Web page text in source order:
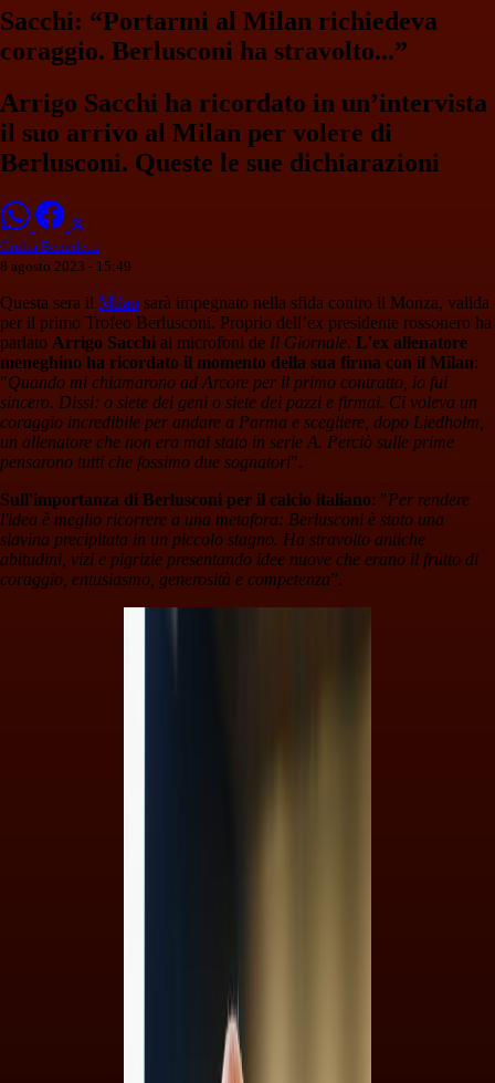
Sacchi: “Portarmi al Milan richiedeva
coraggio. Berlusconi ha stravolto...”
Arrigo Sacchi ha ricordato in un’intervista
il suo arrivo al Milan per volere di
Berlusconi. Queste le sue dichiarazioni
Giulia Benedetti
8 agosto 2023 - 15:49
Questa sera il Milan sarà impegnato nella sfida contro il Monza, valida
per il primo Trofeo Berlusconi. Proprio dell’ex presidente rossonero ha
parlato Arrigo Sacchi ai microfoni de Il Giornale. L'ex allenatore
meneghino ha ricordato il momento della sua firma con il Milan:
"Quando mi chiamarono ad Arcore per il primo contratto, io fui
sincero. Dissi: o siete dei geni o siete dei pazzi e firmai. Ci voleva un
coraggio incredibile per andare a Parma e scegliere, dopo Liedholm,
un allenatore che non era mai stato in serie A. Perciò sulle prime
pensarono tutti che fossimo due sognatori".
Sull'importanza di Berlusconi per il calcio italiano: "Per rendere
l'idea è meglio ricorrere a una metafora: Berlusconi è stato una
slavina precipitata in un piccolo stagno. Ha stravolto antiche
abitudini, vizi e pigrizie presentando idee nuove che erano il frutto di
coraggio, entusiasmo, generosità e competenza”.